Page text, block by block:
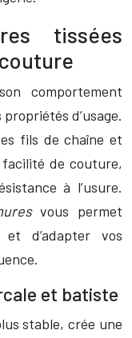
tissées
comportement
d’usage.
fils de chaîne et
de couture,
à l’usure.
vous permet
d’adapter vos
et batiste
stable, crée une